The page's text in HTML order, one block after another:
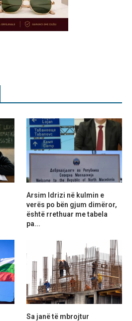
Arsim Idrizi në kulmin e
verës po bën gjum dimëror,
është rrethuar me tabela
pa...
Sa janë të mbrojtur